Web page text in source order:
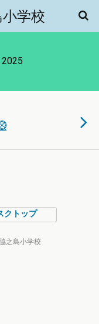
学校
2025
クトップ
之島小学校